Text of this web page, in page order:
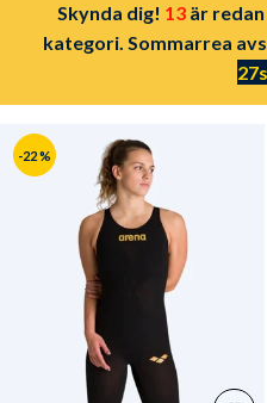
Skynda dig! 13 är
kategori. Sommarrea
26s
-22 %